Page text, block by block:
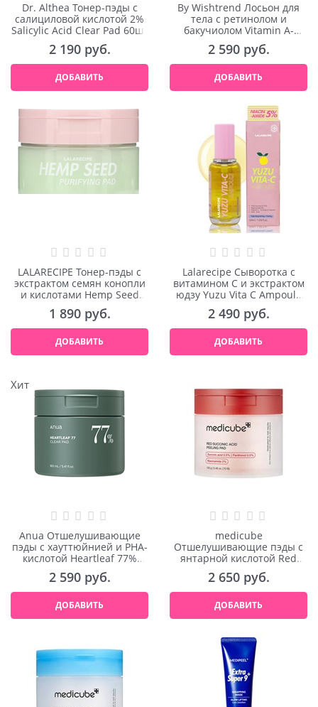
Dr. Althea Тонер-пэды с
салициловой кислотой 2%
Salicylic Acid Clear Pad 60шт
2 190 руб.
ДОБАВИТЬ
By Wishtrend Лосьон для
тела с ретинолом и
бакучиолом Vitamin A-
mazing Bakuchiol Body
Lotion 150ml
2 590 руб.
ДОБАВИТЬ
LALARECIPE Тонер-пэды с
экстрактом семян конопли
и кислотами Hemp Seed
Purifying Pad 70 шт
1 890 руб.
ДОБАВИТЬ
Lalarecipe Сыворотка с
витамином С и экстрактом
юдзу Yuzu Vita С Ampoule
2 490 руб.
ДОБАВИТЬ
Хит
Anua Отшелушивающие
пэды с хауттюйнией и PHA-
кислотой Heartleaf 77%
Clear Pad 70шт
2 590 руб.
ДОБАВИТЬ
medicube
Отшелушивающие пэды с
янтарной кислотой Red
Succinic Acid Peeling Pad
70шт
2 650 руб.
ДОБАВИТЬ